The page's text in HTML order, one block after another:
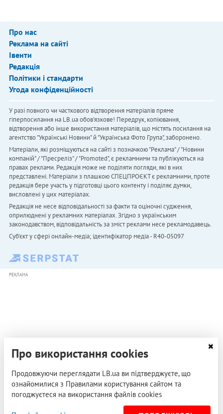
Про нас
Реклама на сайті
Івенти
Редакція
Політики і стандарти
Угода конфіденційності
У разі повного чи часткового відтворення матеріалів пряме
гіперпосилання на LB.ua обов'язкове! Передрук, копіювання,
відтворення або інше використання матеріалів, що містять посилання на
агентство "Українськi Новини" й "Українська Фото Група", заборонено.
Матеріали, які розміщуються на сайті з позначкою "Реклама" / "Новини
компаній" / "Пресреліз" / "Promoted", є рекламними та публікуються на
правах реклами. Редакція може не поділяти погляди, які в них
представлені. Матеріали з плашкою СПЕЦПРОЄКТ є рекламними, проте
редакція бере участь у підготовці цього контенту і поділяє думки,
висловлені у цих матеріалах.
Редакція не несе відповідальності за факти та оціночні судження,
оприлюднені у рекламних матеріалах. Згідно з українським
законодавством, відповідальність за зміст реклами несе рекламодавець.
Cуб'єкт у сфері онлайн-медіа; ідентифікатор медіа - R40-05097
РЕКЛАМА
Про використання cookies
Продовжуючи переглядати LB.ua ви підтверджуєте, що
ознайомилися з Правилами користування сайтом та
погоджуєтеся на використання файлів cookies